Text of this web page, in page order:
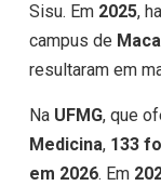
Sisu. Em 2025,
campus de
resultaram em
Na UFMG, que
Medicina, 133
em 2026. Em